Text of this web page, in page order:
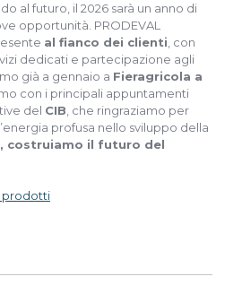
al futuro, il 2026 sarà un anno di
opportunità. PRODEVAL
al fianco dei clienti, con
dedicati e partecipazione agli
già a gennaio a Fieragricola a
con i principali appuntamenti
del CIB, che ringraziamo per
profusa nello sviluppo della
costruiamo il futuro del
prodotti